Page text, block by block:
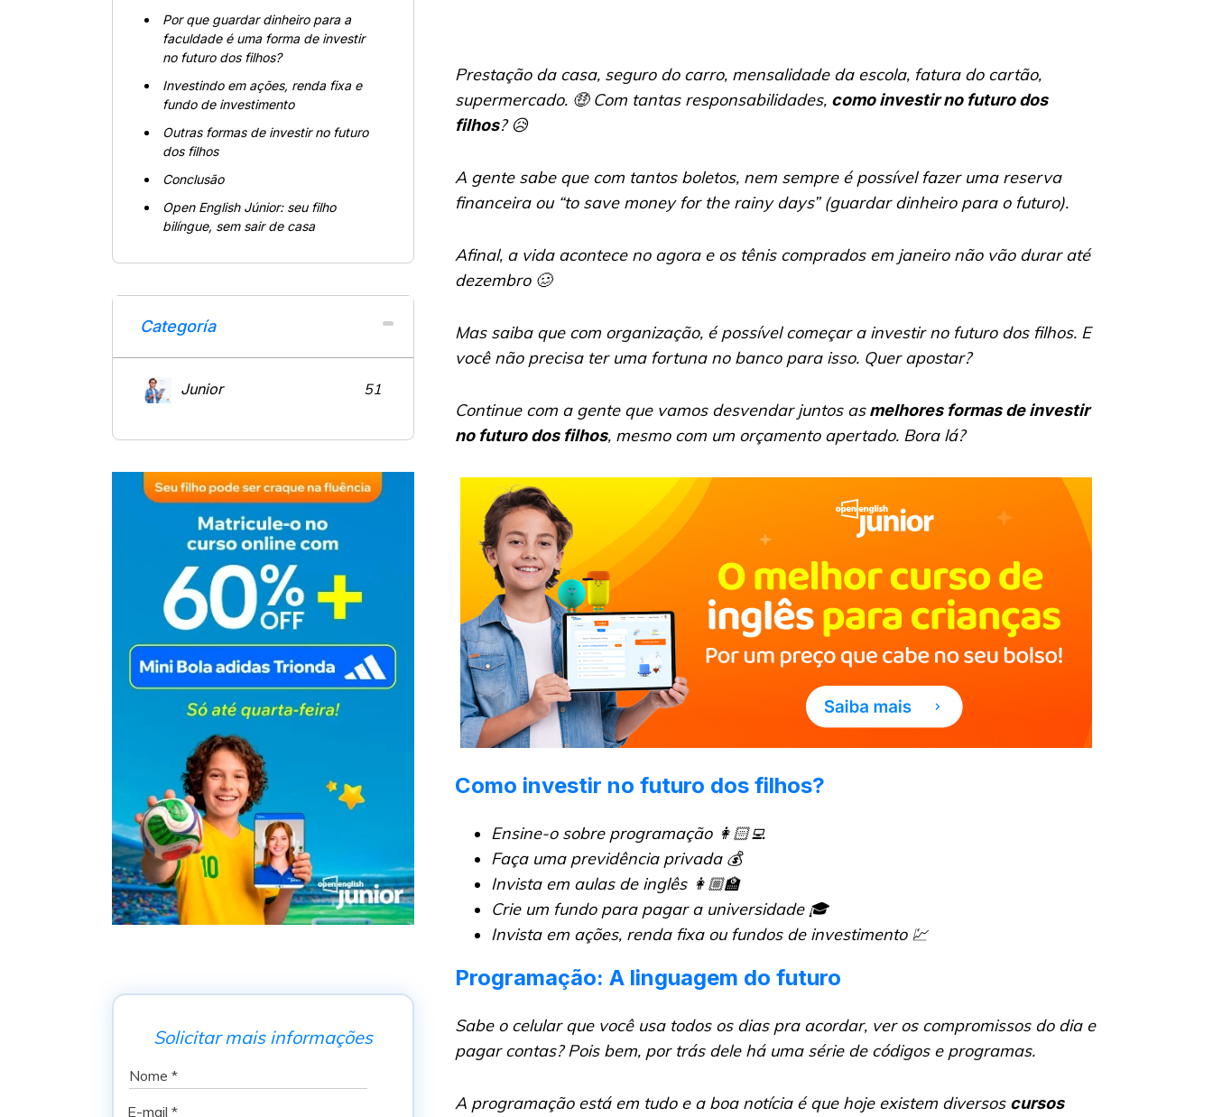
Por que guardar dinheiro para a
faculdade é uma forma de investir
no futuro dos filhos?
Investindo em ações, renda fixa e
fundo de investimento
Outras formas de investir no futuro
dos filhos
Conclusão
Open English Júnior: seu filho
bilíngue, sem sair de casa
Categoría
Junior 51
Solicitar mais informações
Prestação da casa, seguro do carro, mensalidade da escola, fatura do cartão,
supermercado. 🤑 Com tantas responsabilidades, como investir no futuro dos
filhos? 😥
A gente sabe que com tantos boletos, nem sempre é possível fazer uma reserva
financeira ou“to save money for the rainy days”(guardar dinheiro para o futuro).
Afinal, a vida acontece no agora e os tênis comprados em janeiro não vão durar até
dezembro 🥴
Mas saiba que com organização, é possível começar a investir no futuro dos filhos. E
você não precisa ter uma fortuna no banco para isso. Quer apostar?
Continue com a gente que vamos desvendar juntos asmelhores formas de investir
no futuro dos filhos, mesmo com um orçamento apertado. Bora lá?
Como investir no futuro dos filhos?
Ensine-o sobre programação 👩🏻‍💻
Faça uma previdência privada 💰
Invista em aulas de inglês 👩🏼‍🏫
Crie um fundo para pagar a universidade 🎓
Invista em ações, renda fixa ou fundos de investimento 💹
Programação: A linguagem do futuro
Sabe o celular que você usa todos os dias pra acordar, ver os compromissos do dia e
pagar contas? Pois bem, por trás dele há uma série de códigos e programas.
A programação está em tudo e a boa notícia é que hoje existem diversos cursos